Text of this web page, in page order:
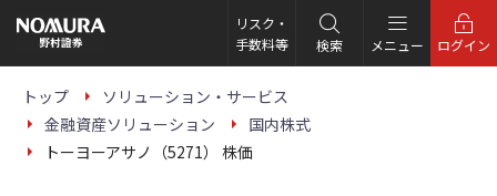
の
ー
リスク・
手数料等
検索 メニュー ログイン
トップ
ソリューション・サービス
金融資産ソリューション
国内株式
トーヨーアサノ（5271） 株価